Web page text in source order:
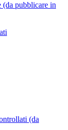
(da pubblicare in
(da